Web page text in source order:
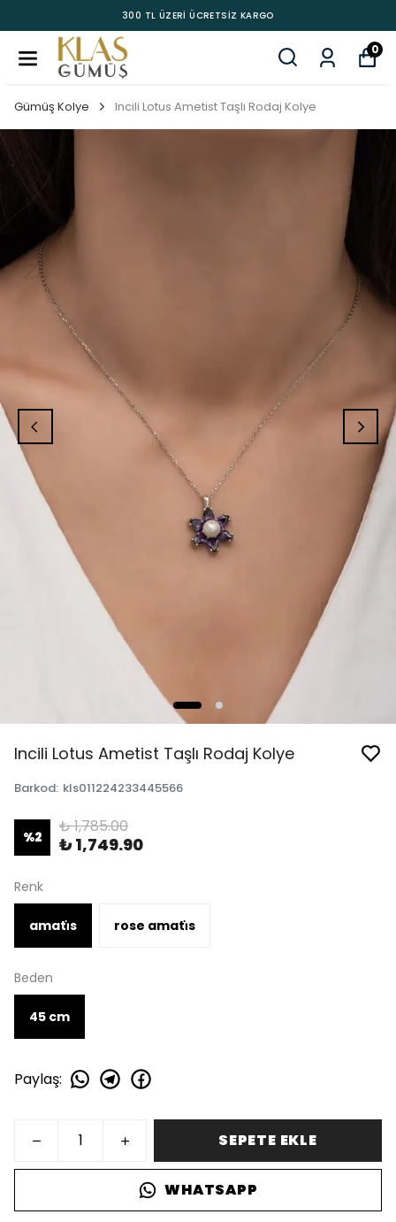
300 TL ÜZERİ ÜCRETSİZ KARGO
0
Gümüş Kolye Incili Lotus Ametist Taşlı Rodaj Kolye
Incili Lotus Ametist Taşlı Rodaj Kolye
Barkod: kls011224233445566
%2
₺ 1,785.00
₺ 1,749.90
Renk
amati̇s rose amati̇s
Beden
45 cm
Paylaş:
SEPETE EKLE
WHATSAPP